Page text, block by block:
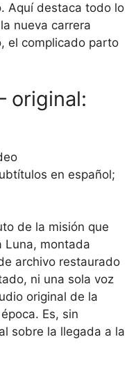
Aquí destaca todo lo
nueva carrera
el complicado parto
original:
en español;
de la misión que
Luna, montada
archivo restaurado
ni una sola voz
original de la
Es, sin
sobre la llegada a la